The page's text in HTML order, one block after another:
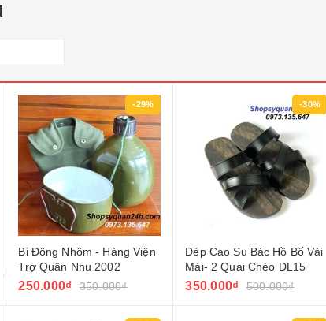
-29%
Bi Đông Nhôm - Hàng Viện
Trợ Quân Nhu 2002
250.000₫ 350.000₫
-30%
Dép Cao Su Bác Hồ Bố Vải
Mài- 2 Quai Chéo DL15
350.000₫ 500.000₫